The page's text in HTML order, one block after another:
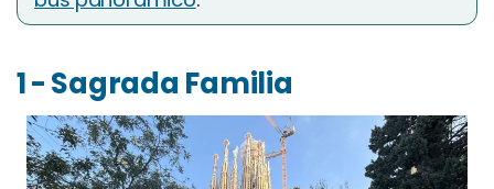
1 - Sagrada Familia